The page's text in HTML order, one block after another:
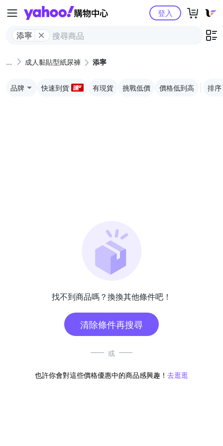
Yahoo購物中心
添寧
登入
成人黏貼型紙尿褲 添寧
品牌 快速到貨 有現貨 挑戰低價 價格低到高 排序
找不到商品嗎？換換其他條件吧！
清除條件再搜尋
或
也許你會對這些價格優惠中的商品感興趣！ 去逛逛